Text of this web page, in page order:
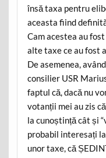
însă taxa pentru
aceasta fiind
Cam acestea au
alte taxe ce au fost
De asemenea,
consilier USR
faptul că, dacă nu
votanții mei au zis
la cunoștință cât și
probabil interesați
unor taxe, că